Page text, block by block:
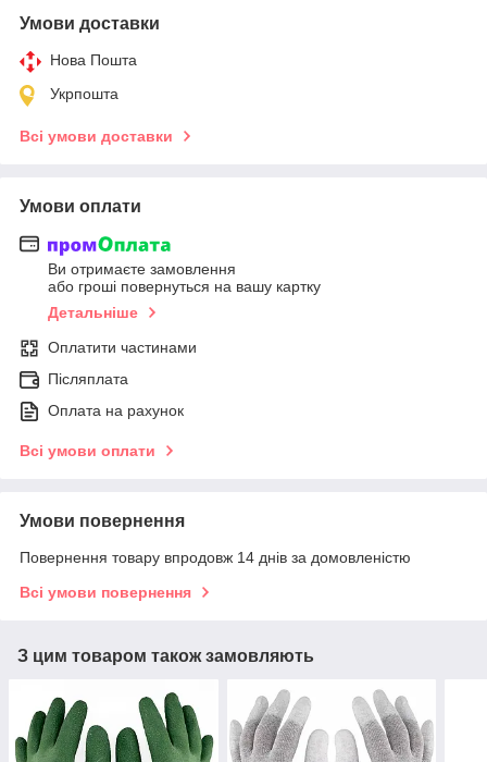
Умови доставки
Нова Пошта
Укрпошта
Всі умови доставки
Умови оплати
Ви отримаєте замовлення
або гроші повернуться на вашу картку
Детальніше
Оплатити частинами
Післяплата
Оплата на рахунок
Всі умови оплати
Умови повернення
Повернення товару впродовж 14 днів за домовленістю
Всі умови повернення
З цим товаром також замовляють